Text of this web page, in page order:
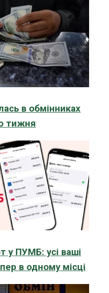
в обмінниках
тижня
у ПУМБ: усі ваші
в одному місці